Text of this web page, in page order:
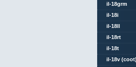
il-18grm
il-18i
il-18ll
il-18rt
il-18t
il-18v (coot)